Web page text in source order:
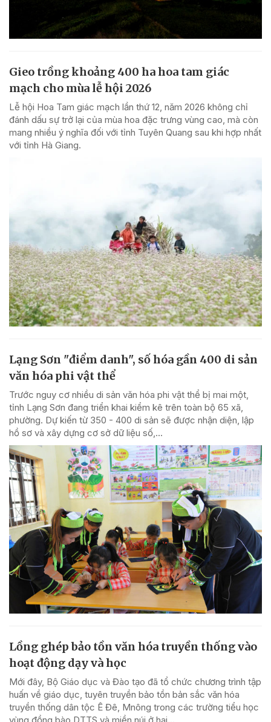
Gieo trồng khoảng 400 ha hoa tam giác
mạch cho mùa lễ hội 2026
Lễ hội Hoa Tam giác mạch lần thứ 12, năm 2026 không chỉ
đánh dấu sự trở lại của mùa hoa đặc trưng vùng cao, mà còn
mang nhiều ý nghĩa đối với tỉnh Tuyên Quang sau khi hợp nhất
với tỉnh Hà Giang.
Lạng Sơn "điểm danh", số hóa gần 400 di sản
văn hóa phi vật thể
Trước nguy cơ nhiều di sản văn hóa phi vật thể bị mai một,
tỉnh Lạng Sơn đang triển khai kiểm kê trên toàn bộ 65 xã,
phường. Dự kiến từ 350 - 400 di sản sẽ được nhận diện, lập
hồ sơ và xây dựng cơ sở dữ liệu số,...
Lồng ghép bảo tồn văn hóa truyền thống vào
hoạt động dạy và học
Mới đây, Bộ Giáo dục và Đào tạo đã tổ chức chương trình tập
huấn về giáo dục, tuyên truyền bảo tồn bản sắc văn hóa
truyền thống dân tộc Ê Đê, Mnông trong các trường tiểu học